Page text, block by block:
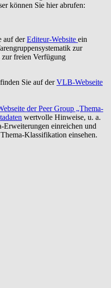
können Sie hier abrufen:
auf derEditeur-Website ein
zur
freien Verfügung
Sie auf derVLB-Webseite
der Peer Group „Thema-
wertvolle Hinweise, u. a.
Erweiterungen einreichen und
Klassifikation einsehen.